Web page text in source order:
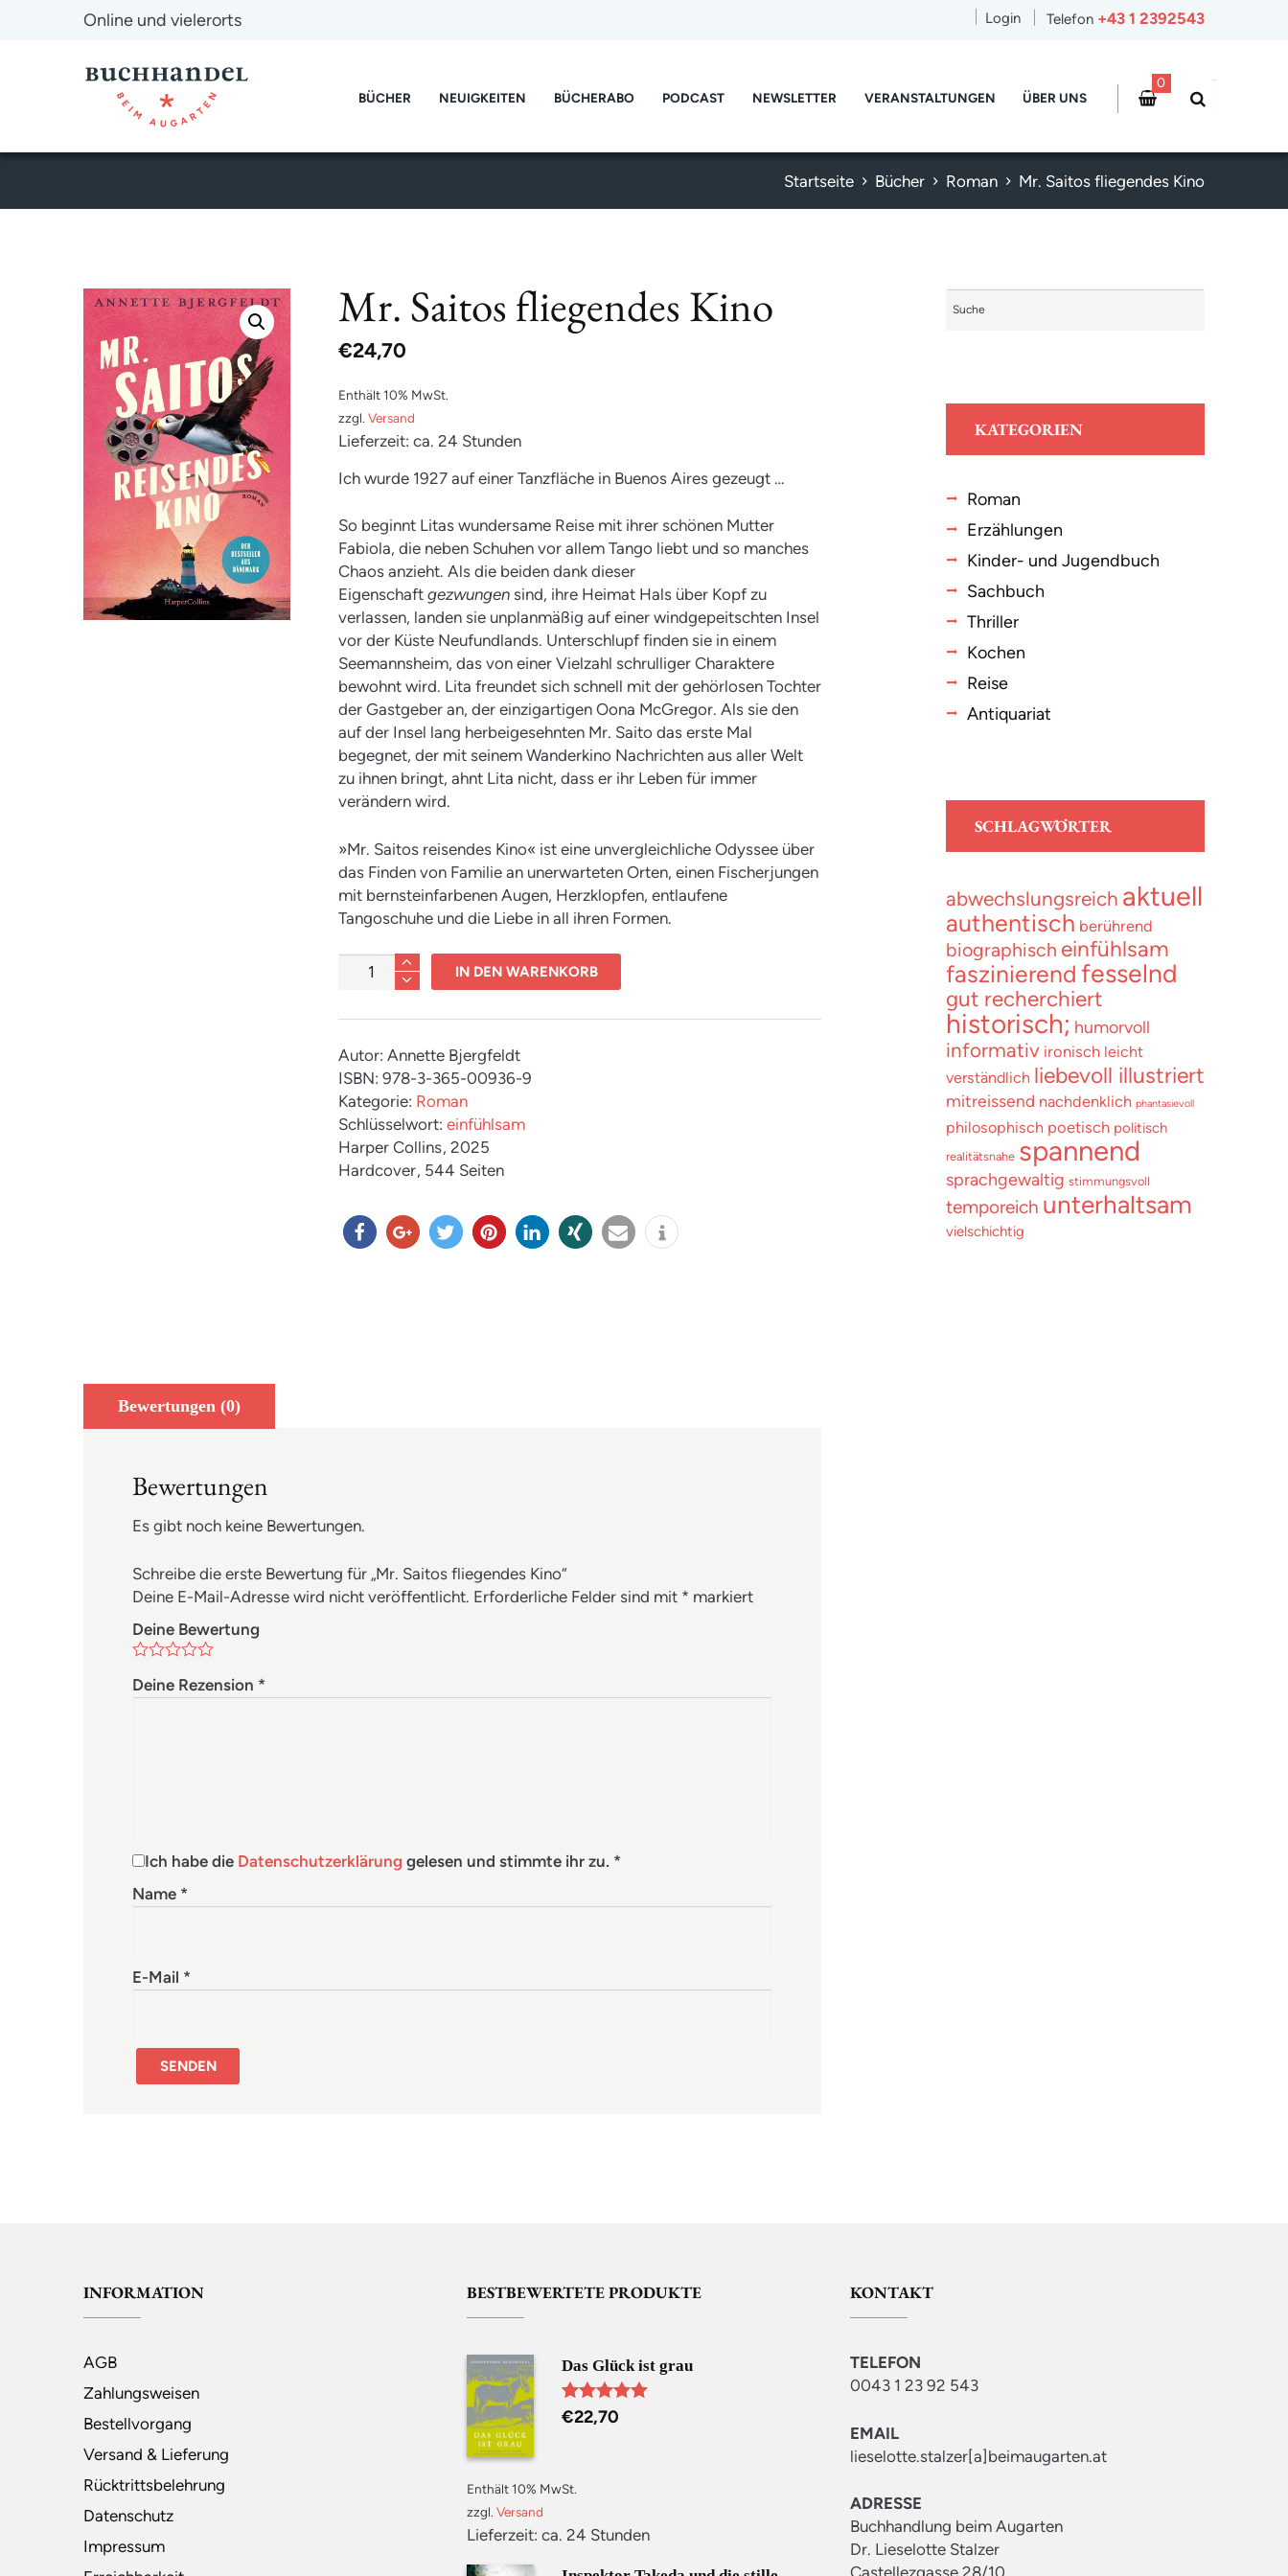
Online und vielerorts Telefon +43 1 2392543
Login
BÜCHER NEUIGKEITEN BÜCHERABO PODCAST NEWSLETTER VERANSTALTUNGEN ÜBER UNS
0
Startseite Bücher Roman Mr. Saitos fliegendes Kino
Mr. Saitos fliegendes Kino
€24,70
Enthält 10% MwSt.
zzgl. Versand
Lieferzeit: ca. 24 Stunden
Ich wurde 1927 auf einer Tanzfläche in Buenos Aires gezeugt …
So beginnt Litas wundersame Reise mit ihrer schönen Mutter
Fabiola, die neben Schuhen vor allem Tango liebt und so manches
Chaos anzieht. Als die beiden dank dieser
Eigenschaft gezwungensind, ihre Heimat Hals über Kopf zu
verlassen, landen sie unplanmäßig auf einer windgepeitschten Insel
vor der Küste Neufundlands. Unterschlupf finden sie in einem
Seemannsheim, das von einer Vielzahl schrulliger Charaktere
bewohnt wird. Lita freundet sich schnell mit der gehörlosen Tochter
der Gastgeber an, der einzigartigen Oona McGregor. Als sie den
auf der Insel lang herbeigesehnten Mr. Saito das erste Mal
begegnet, der mit seinem Wanderkino Nachrichten aus aller Welt
zu ihnen bringt, ahnt Lita nicht, dass er ihr Leben für immer
verändern wird.
»Mr. Saitos reisendes Kino« ist eine unvergleichliche Odyssee über
das Finden von Familie an unerwarteten Orten, einen Fischerjungen
mit bernsteinfarbenen Augen, Herzklopfen, entlaufene
Tangoschuhe und die Liebe in all ihren Formen.
Anzahl IN DEN WARENKORB
Autor: Annette Bjergfeldt
ISBN: 978-3-365-00936-9
Kategorie: Roman
Schlüsselwort: einfühlsam
Harper Collins, 2025
Hardcover, 544 Seiten
Bewertungen (0)
Bewertungen
Es gibt noch keine Bewertungen.
Schreibe die erste Bewertung für „Mr. Saitos fliegendes Kino“
Deine E-Mail-Adresse wird nicht veröffentlicht. Erforderliche Felder sind mit * markiert
Deine Bewertung
Deine Rezension *
Ich habe die Datenschutzerklärung gelesen und stimmte ihr zu. *
Name *
E-Mail *
KATEGORIEN
Roman
Erzählungen
Kinder- und Jugendbuch
Sachbuch
Thriller
Kochen
Reise
Antiquariat
SCHLAGWÖRTER
abwechslungsreich aktuell
authentisch berührend
biographisch einfühlsam
faszinierend fesselnd
gut recherchiert
historisch; humorvoll
informativ ironisch leicht
verständlich liebevoll illustriert
mitreissend nachdenklich phantasievoll
philosophisch poetisch politisch
realitätsnahe spannend
sprachgewaltig stimmungsvoll
temporeich unterhaltsam
vielschichtig
INFORMATION
AGB
Zahlungsweisen
Bestellvorgang
Versand & Lieferung
Rücktrittsbelehrung
Datenschutz
Impressum
BESTBEWERTETE PRODUKTE
Das Glück ist grau
Bewertet mit
€22,70
Enthält 10% MwSt.
zzgl. Versand
Lieferzeit: ca. 24 Stunden
KONTAKT
TELEFON
0043 1 23 92 543
EMAIL
lieselotte.stalzer[a]beimaugarten.at
ADRESSE
Buchhandlung beim Augarten
Dr. Lieselotte Stalzer